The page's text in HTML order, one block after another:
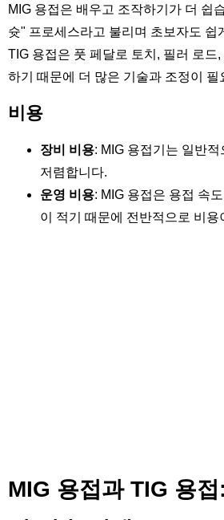
MIG 용접은 배우고 조작하기가 더 쉽
슛" 프로세스라고 불리며 초보자도 쉽
TIG 용접은 풋 페달로 토치, 필러 로드
하기 때문에 더 많은 기술과 조정이 필
비용
장비 비용: MIG 용접기는 일반
저렴합니다.
운영 비용: MIG 용접은 용접 속
이 적기 때문에 전반적으로 비용
MIG 용접과 TIG 용